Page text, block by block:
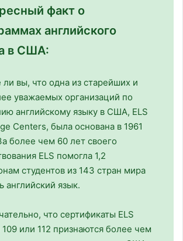
факт о
английского
в США:
ли вы, что одна из старейших и
уважаемых организаций по
английскому языку в США, ELS
Centers, была основана в 1961
более чем 60 лет своего
ELS помогла 1,2
студентов из 143 стран мира
английский язык.
что сертификаты ELS
109 или 112 признаются более чем